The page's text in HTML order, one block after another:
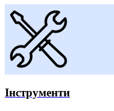
Інструменти